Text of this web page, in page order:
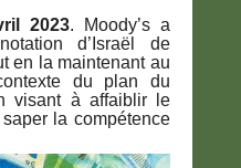
2023. Moody’s a
d’Israël de
en la maintenant au
du plan du
visant à affaiblir le
la compétence